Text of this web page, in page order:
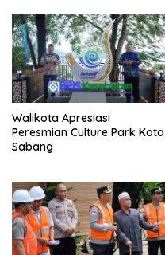
Walikota Apresiasi
Peresmian Culture Park Kota
Sabang